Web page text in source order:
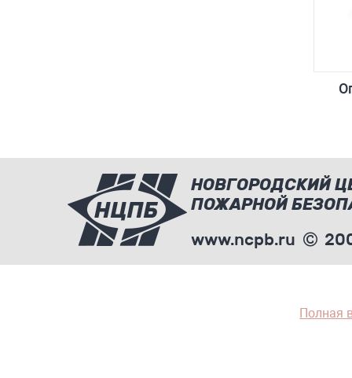
НОВГОРОДСКИЙ
ПОЖАРНОЙ
www.ncpb.ru
Полная